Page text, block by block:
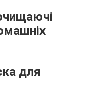
для